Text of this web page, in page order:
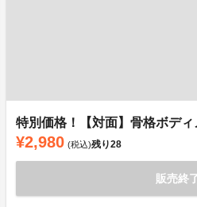
特別価格！【対面】骨格ボデ
¥2,980 (税込)残り28
販売終